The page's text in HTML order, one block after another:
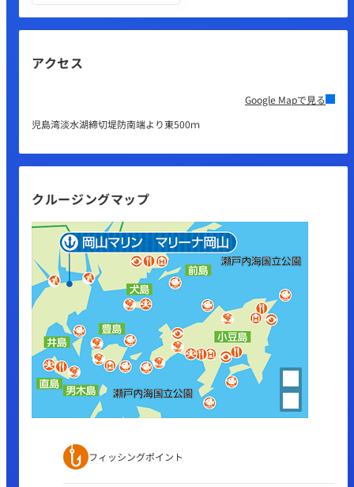
アクセス
Google Mapで見る
児島湾淡水湖締切堤防南端より東500ｍ
クルージングマップ
フィッシングポイント